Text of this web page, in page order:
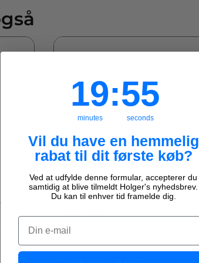
Spar14%
OBH Nordica - Vacuumposer Large 28x40
179,95 KR
Countdown ends in:
19
19
minutes
: 54
54
seconds
Vil du have en hemmelig
rabat til dit første køb?
Ved at udfylde denne formular, accepterer du
samtidig at blive tilmeldt Holger's nyhedsbrev.
Du kan til enhver tid framelde dig.
Email